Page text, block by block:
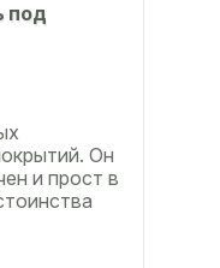
под
Он
и прост в